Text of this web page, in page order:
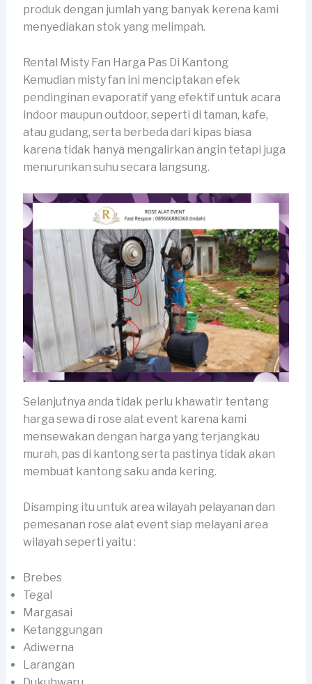
produk dengan jumlah yang banyak kerena kami
menyediakan stok yang melimpah.
Rental Misty Fan Harga Pas Di Kantong
Kemudian misty fan ini menciptakan efek
pendinginan evaporatif yang efektif untuk acara
indoor maupun outdoor, seperti di taman, kafe,
atau gudang, serta berbeda dari kipas biasa
karena tidak hanya mengalirkan angin tetapi juga
menurunkan suhu secara langsung.
Selanjutnya anda tidak perlu khawatir tentang
harga sewa di rose alat event karena kami
mensewakan dengan harga yang terjangkau
murah, pas di kantong serta pastinya tidak akan
membuat kantong saku anda kering.
Disamping itu untuk area wilayah pelayanan dan
pemesanan rose alat event siap melayani area
wilayah seperti yaitu :
Brebes
Tegal
Margasai
Ketanggungan
Adiwerna
Larangan